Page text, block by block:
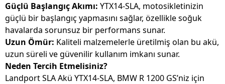
Güçlü Başlangıç Akımı: YTX14-SLA, motosikletinizin
güçlü bir başlangıç yapmasını sağlar, özellikle soğuk
havalarda sorunsuz bir performans sunar.
Uzun Ömür: Kaliteli malzemelerle üretilmiş olan bu akü,
uzun süreli ve güvenilir kullanım imkanı sunar.
Neden Tercih Etmelisiniz?
Landport SLA Akü YTX14-SLA, BMW R 1200 GS’niz için